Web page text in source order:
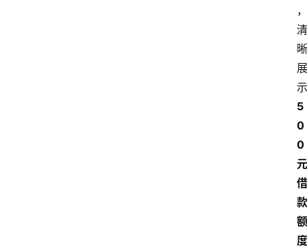
，
清
晰
展
示
5
0
0
元
借
款
额
度